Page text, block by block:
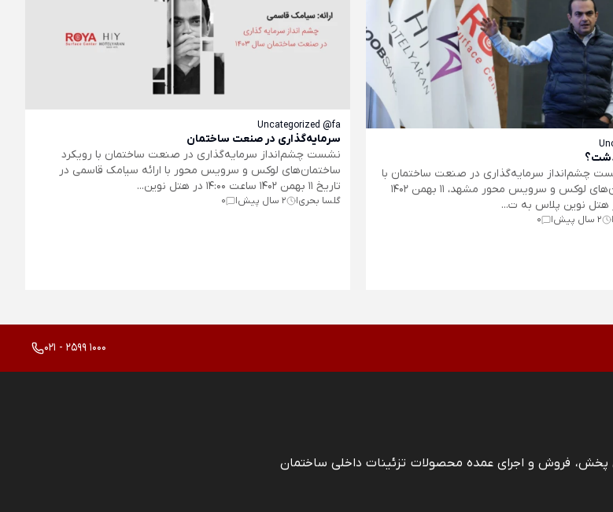
چشم‌انداز سرمایه‌گذاری در صنعت ساختمان با
رویکرد ساختمان‌های لوکس و سرویس محور مشهد، 11 بهمن 1402
هتل نوین پلاس به ت...
| 2 سال پیش |
0
Uncategorized @fa
سرمایه‌گذاری در صنعت ساختمان
نشست چشم‌انداز سرمایه‌گذاری در صنعت ساختمان با رویکرد
ساختمان‌های لوکس و سرویس محور با ارائه سیامک قاسمی در
تاریخ 11 بهمن 1402 ساعت 14:00 در هتل نوین...
گلسا بحری| 2 سال پیش |
0
021 - 2599 1000
پخش، فروش و اجرای عمده محصولات تزئینات داخلی ساختمان